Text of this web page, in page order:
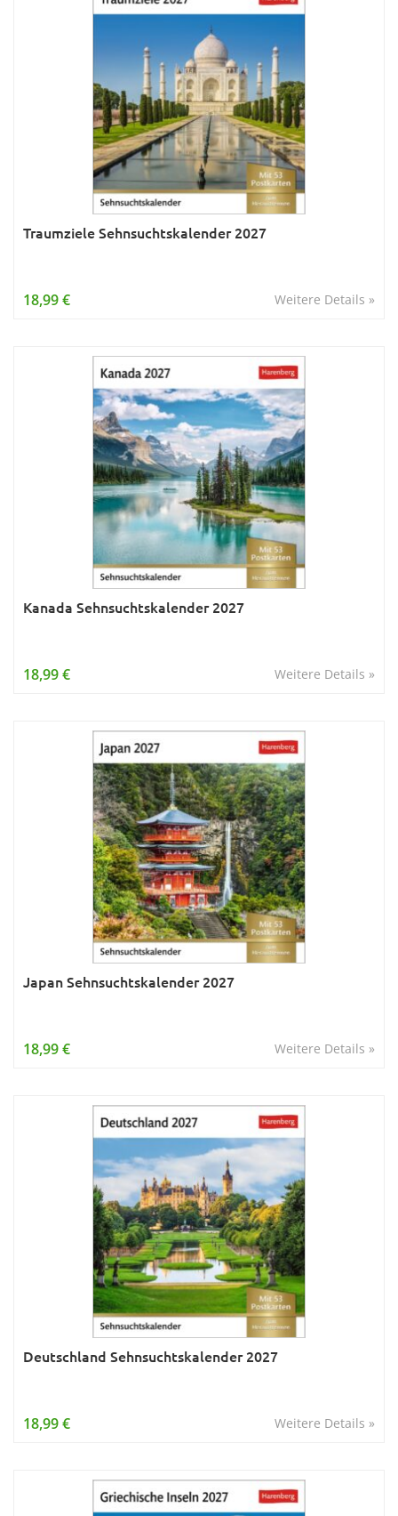
Traumziele Sehnsuchtskalender 2027
Weitere Details »
18,99 €
Kanada Sehnsuchtskalender 2027
Weitere Details »
18,99 €
Japan Sehnsuchtskalender 2027
Weitere Details »
18,99 €
Deutschland Sehnsuchtskalender 2027
Weitere Details »
18,99 €